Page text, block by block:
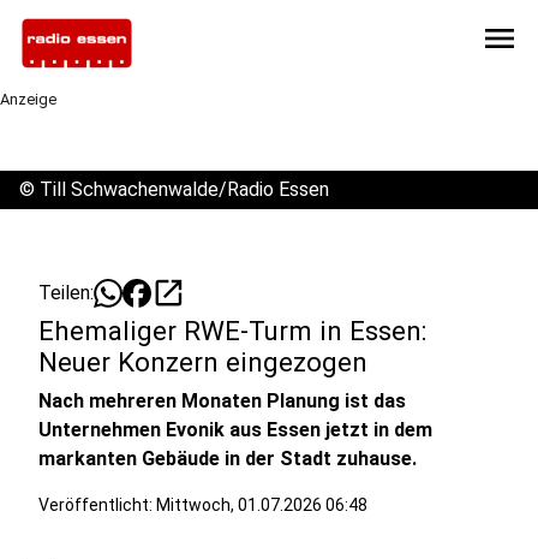
menu
Anzeige
© Till Schwachenwalde/Radio Essen
Teilen: open_in_new
Ehemaliger RWE-Turm in Essen:
Neuer Konzern eingezogen
Nach mehreren Monaten Planung ist das
Unternehmen Evonik aus Essen jetzt in dem
markanten Gebäude in der Stadt zuhause.
Veröffentlicht: Mittwoch, 01.07.2026 06:48